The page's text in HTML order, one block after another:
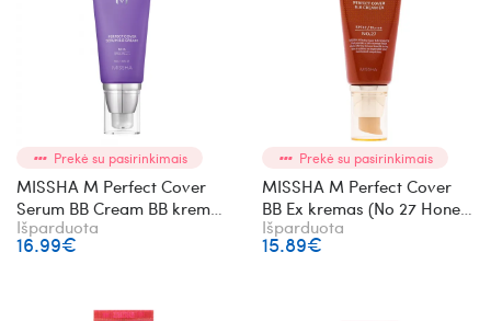
Prekė su pasirinkimais
MISSHA M Perfect Cover
Serum BB Cream BB kremas
(No 25 Warm Beige)
Išparduota
16.99€
Prekė su pasirinkimais
MISSHA M Perfect Cover
BB Ex kremas (No 27 Honey
Beige)
Išparduota
15.89€